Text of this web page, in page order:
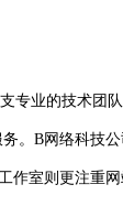
专业的技术团
。B网络科技
作室则更注重网